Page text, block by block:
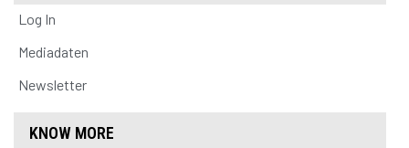
Log In
Mediadaten
Newsletter
KNOW MORE